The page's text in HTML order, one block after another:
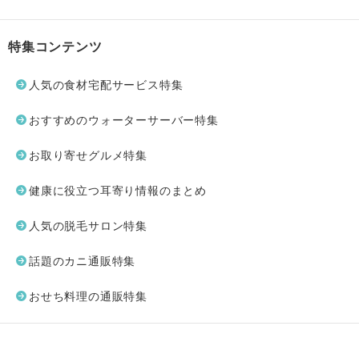
特集コンテンツ
人気の食材宅配サービス特集
おすすめのウォーターサーバー特集
お取り寄せグルメ特集
健康に役立つ耳寄り情報のまとめ
人気の脱毛サロン特集
話題のカニ通販特集
おせち料理の通販特集